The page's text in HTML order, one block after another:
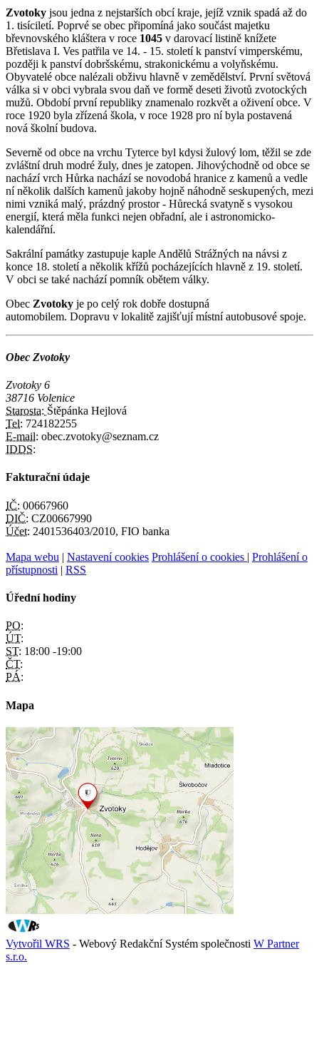
Zvotoky jsou jedna z nejstarších obcí kraje, jejíž vznik spadá až do
1. tisíciletí. Poprvé se obec připomíná jako součást majetku
břevnovského kláštera v roce 1045 v darovací listině knížete
Břetislava I. Ves patřila ve 14. - 15. století k panství vimperskému,
později k panství dobršskému, strakonickému a volyňskému.
Obyvatelé obce nalézali obživu hlavně v zemědělství. První světová
válka si v obci vybrala svou daň ve formě deseti životů zvotockých
mužů. Období první republiky znamenalo rozkvět a oživení obce. V
roce 1920 byla zřízená škola, v roce 1928 pro ní byla postavená
nová školní budova.
Severně od obce na vrchu Tyterce byl kdysi žulový lom, těžil se zde
zvláštní druh modré žuly, dnes je zatopen. Jihovýchodně od obce se
nachází vrch Hůrka nachází se novodobá hranice z kamenů a vedle
ní několik dalších kamenů jakoby hojně náhodně seskupených, mezi
nimi vzniká malý, prázdný prostor - Hůrecká svatyně s vysokou
energií, která měla funkci nejen obřadní, ale i astronomicko-
kalendářní.
Sakrální památky zastupuje kaple Andělů Strážných na návsi z
konce 18. století a několik křížů pocházejících hlavně z 19. století.
V obci se také nachází pomník obětem války.
Obec Zvotoky je po celý rok dobře dostupná
automobilem. Dopravu v lokalitě zajišťují místní autobusové spoje.
Obec Zvotoky
Zvotoky 6
38716 Volenice
Starosta: Štěpánka Hejlová
Tel: 724182255
E-mail: obec.zvotoky@seznam.cz
IDDS:
Fakturační údaje
IČ: 00667960
DIČ: CZ00667990
Účet: 2401536403/2010, FIO banka
Mapa webu | Nastavení cookies Prohlášení o cookies | Prohlášení o
přístupnosti | RSS
Úřední hodiny
PO:
ÚT:
ST: 18:00 -19:00
ČT:
PÁ:
Mapa
Vytvořil WRS - Webový Redakční Systém společnosti W Partner
s.r.o.